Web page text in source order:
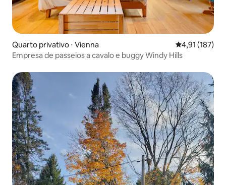
Quarto privativo ⋅ Vienna 4,91 de uma
4,91 (187)
Empresa de passeios a cavalo e buggy Windy Hills